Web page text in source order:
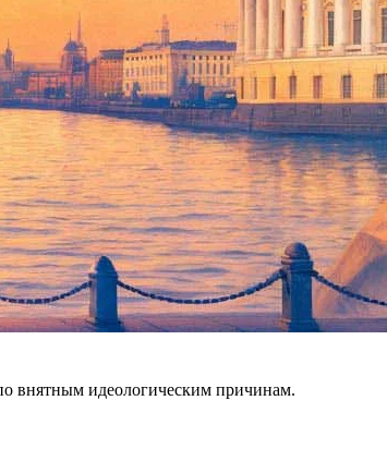
внятным идеологическим причинам.